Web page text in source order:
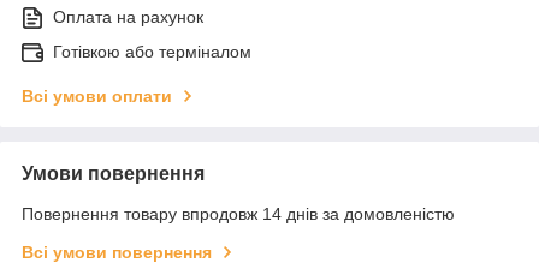
Оплата на рахунок
Готівкою або терміналом
Всі умови оплати
Умови повернення
Повернення товару впродовж 14 днів за домовленістю
Всі умови повернення